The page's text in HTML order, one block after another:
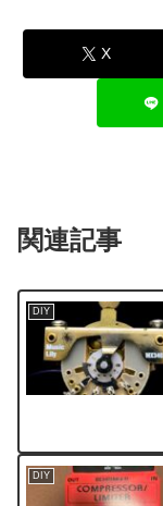
X
関連記事
DIY
DIY